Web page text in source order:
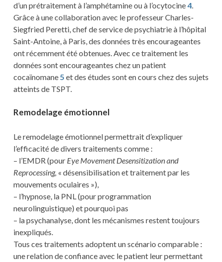
d’un prétraitement à l’amphétamine ou à l’ocytocine4.
Grâce à une collaboration avec le professeur Charles-
Siegfried Peretti, chef de service de psychiatrie à l’hôpital
Saint-Antoine, à Paris, des données très encourageantes
ont récemment été obtenues. Avec ce traitement les
données sont encourageantes chez un patient
cocaïnomane5 et des études sont en cours chez des sujets
atteints de TSPT.
Remodelage émotionnel
Le remodelage émotionnel permettrait d’expliquer
l’efficacité de divers traitements comme :
– l’EMDR (pour Eye Movement Desensitization and
Reprocessing, « désensibilisation et traitement par les
mouvements oculaires »),
– l’hypnose, la PNL (pour programmation
neurolinguistique) et pourquoi pas
– la psychanalyse, dont les mécanismes restent toujours
inexpliqués.
Tous ces traitements adoptent un scénario comparable :
une relation de confiance avec le patient leur permettant